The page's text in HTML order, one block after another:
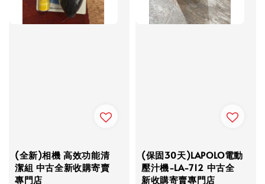
(全新)相機 高效功能清
潔組 中古全新收購寄賣
專門店
(保固30天)LAPOLO電動
壓汁機-LA-712 中古全
新收購寄賣專門店